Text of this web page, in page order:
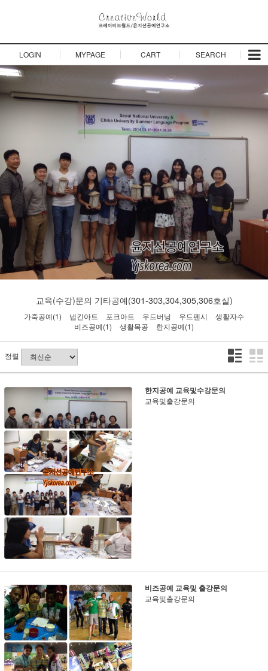
LOGIN MYPAGE CART SEARCH
교육(수강)문의 기타공예(301-303,304,305,306호실)
가죽공예(1) 냅킨아트 포크아트 우드버닝 우드펜시
생활자수
비즈공예(1)
생활목공 한지공예(1)
정렬
한지공예 교육및수강문의
교육및출강문의
비즈공예 교육및 출강문의
교육및출강문의